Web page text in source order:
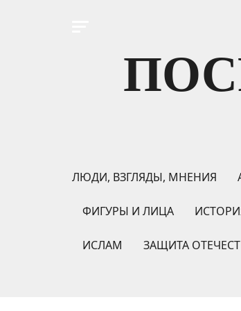
ЛЮДИ, ВЗГЛЯДЫ, МНЕНИЯ
ФИГУРЫ И ЛИЦА
ИСЛАМ ЗАЩИТА